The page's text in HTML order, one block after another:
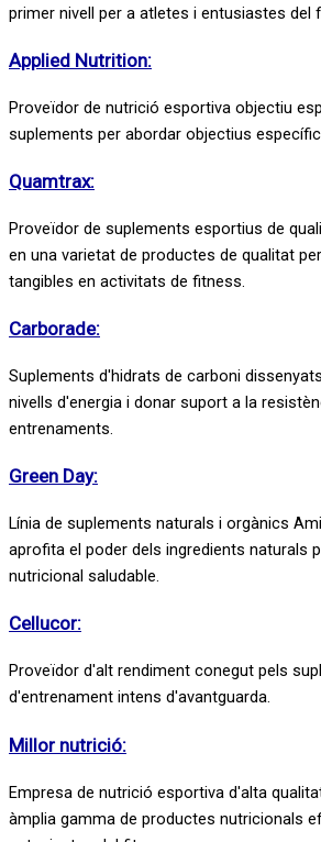
primer nivell per a atletes i entusiastes del
Applied Nutrition:
Proveïdor de nutrició esportiva objectiu
suplements per abordar objectius
Quamtrax:
Proveïdor de suplements esportius de
en una varietat de productes de qualitat
tangibles en activitats de fitness.
Carborade:
Suplements d'hidrats de carboni
nivells d'energia i donar suport a la
entrenaments.
Green Day:
Línia de suplements naturals i orgànics
aprofita el poder dels ingredients naturals
nutricional saludable.
Cellucor:
Proveïdor d'alt rendiment conegut pels
d'entrenament intens d'avantguarda.
Millor nutrició:
Empresa de nutrició esportiva d'alta
àmplia gamma de productes nutricionals